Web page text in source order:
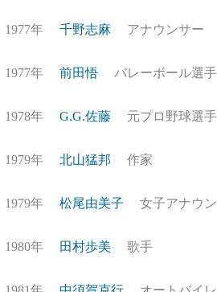
1977年 千野志麻 アナウンサー
1977年 前田悟 バレーボール選手
1978年 G.G.佐藤 元プロ野球選手
1979年 北山猛邦 作家
1979年 松尾由美子 女子アナウ
1980年 田村歩美 歌手